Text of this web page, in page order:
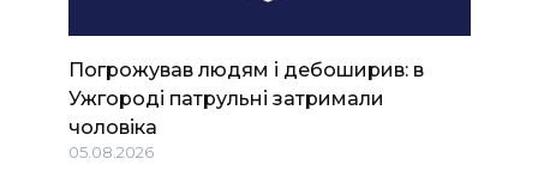
Погрожував людям і дебоширив: в
Ужгороді патрульні затримали
чоловіка
05.08.2026